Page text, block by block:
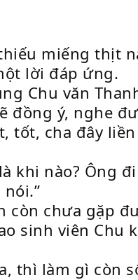
miếng thịt
lời đáp ứng.
Chu văn
đồng ý, nghe
tốt, cha đây
khi nào? Ông đi
còn chưa gặp
sinh viên Chu
thì làm gì còn